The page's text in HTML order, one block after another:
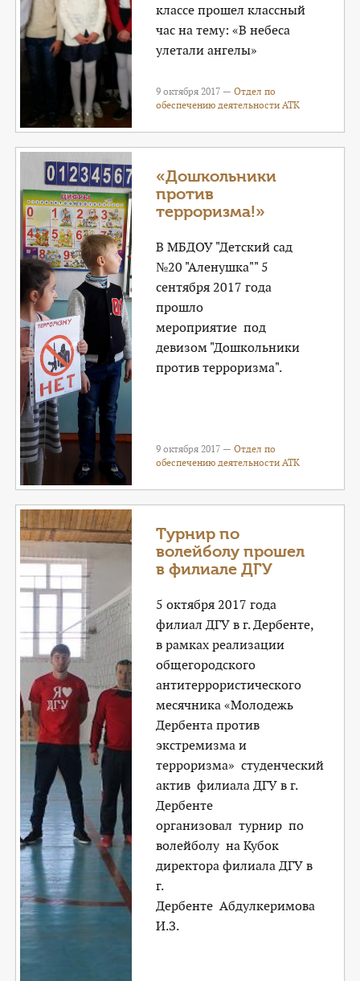
классе прошел классный
час на тему: «В небеса
улетали ангелы»
9 октября 2017 —Отдел по
обеспечению деятельности АТК
«Дошкольники
против
терроризма!»
В МБДОУ "Детский сад
№20 "Аленушка"" 5
сентября 2017 года
прошло
мероприятие под
девизом "Дошкольники
против терроризма".
9 октября 2017 —Отдел по
обеспечению деятельности АТК
Турнир по
волейболу прошел
в филиале ДГУ
5 октября 2017 года
филиал ДГУ в г. Дербенте,
в рамках реализации
общегородского
антитеррористического
месячника «Молодежь
Дербента против
экстремизма и
терроризма» студенческий
актив филиала ДГУ в г.
Дербенте
организовал турнир по
волейболу на Кубок
директора филиала ДГУ в
г.
Дербенте Абдулкеримова
И.З.